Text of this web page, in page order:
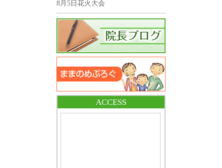
8月5日花火大会
ACCESS